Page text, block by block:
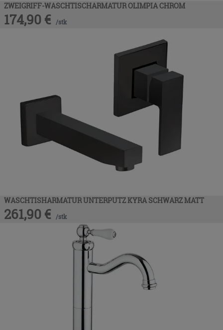
ZWEIGRIFF-WASCHTISCHARMATUR OLIMPIA CHROM
174,90 € /stk
WASCHTISHARMATUR UNTERPUTZ KYRA SCHWARZ MATT
261,90 € /stk